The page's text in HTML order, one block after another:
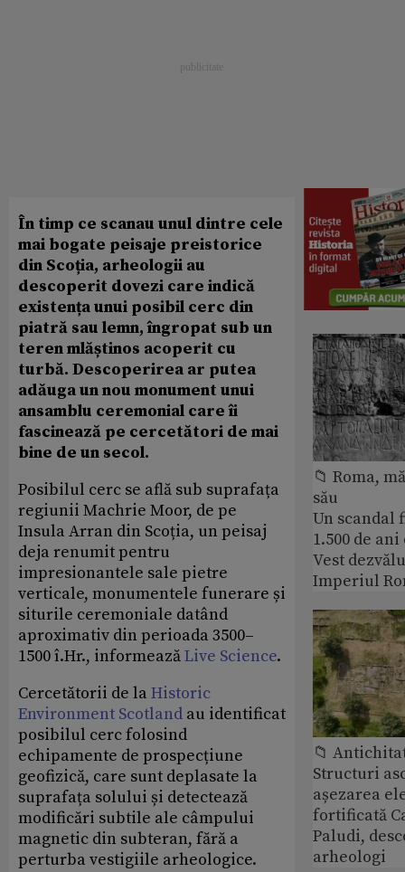
În timp ce scanau unul dintre cele
mai bogate peisaje preistorice
din Scoția, arheologii au
descoperit dovezi care indică
existența unui posibil cerc din
piatră sau lemn, îngropat sub un
teren mlăștinos acoperit cu
turbă. Descoperirea ar putea
adăuga un nou monument unui
ansamblu ceremonial care îi
fascinează pe cercetători de mai
bine de un secol.
Posibilul cerc se află sub suprafața
regiunii Machrie Moor, de pe
Insula Arran din Scoția, un peisaj
deja renumit pentru
impresionantele sale pietre
verticale, monumentele funerare și
siturile ceremoniale datând
aproximativ din perioada 3500–
1500 î.Hr., informeazăLive Science.
Cercetătorii de la Historic
Environment Scotland au identificat
posibilul cerc folosind
echipamente de prospecțiune
geofizică, care sunt deplasate la
suprafața solului și detectează
modificări subtile ale câmpului
magnetic din subteran, fără a
perturba vestigiile arheologice.
📁 Roma,
său
Un scandal
1.500 de
Vest
Imperiul
📁
Structuri
așezarea
fortificată
Paludi,
arheologi